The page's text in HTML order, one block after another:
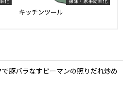
キッチンツール
豚バラなすピーマンの照りだれ炒め